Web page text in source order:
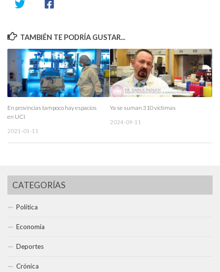
TAMBIÉN TE PODRÍA GUSTAR...
En provincias tampoco hay espacios
en UCI
2021-01-11
Ya se suman 310 víctimas
2024-09-11
CATEGORÍAS
Política
Economía
Deportes
Crónica